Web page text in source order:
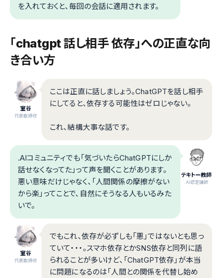
を入れておくと、毎回の会話に適用されます。
「chatgpt 話し相手 依存」への正直な向
き合い方
室谷
代表取締役
ここは正直に話しましょう。ChatGPTを話し相手
にしてると、依存する可能性はゼロじゃない。
これ、結構大事な話です。
テキトー教師
.AI認定講師
.AIコミュニティでも「気づいたらChatGPTにしか
話せなくなってた」って声を聞くことがあります。
悪い意味だけじゃなく、「人間関係の摩擦がない
から楽」ってことで、自然にそうなる人もいるみた
いで。
室谷
代表取締役
でもこれ、依存が必ずしも「悪」ではないとも思っ
ていて・・・。スマホ依存とかSNS依存と同列に語
られることが多いけど、「ChatGPT依存」が本当
に問題になるのは「人間との関係を代替し始め